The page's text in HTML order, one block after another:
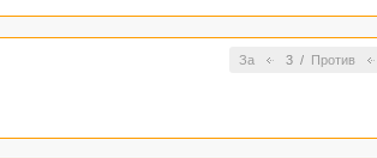
За 3/ Против